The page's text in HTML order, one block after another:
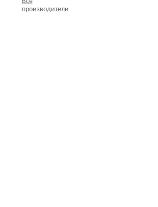
производители